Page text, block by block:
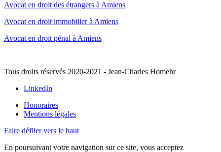
Avocat en droit des étrangers à Amiens
Avocat en droit immobilier à Amiens
Avocat en droit pénal à Amiens
Tous droits réservés 2020-2021 - Jean-Charles Homehr
LinkedIn
Honoraires
Mentions légales
Faire défiler vers le haut
En poursuivant votre navigation sur ce site, vous acceptez